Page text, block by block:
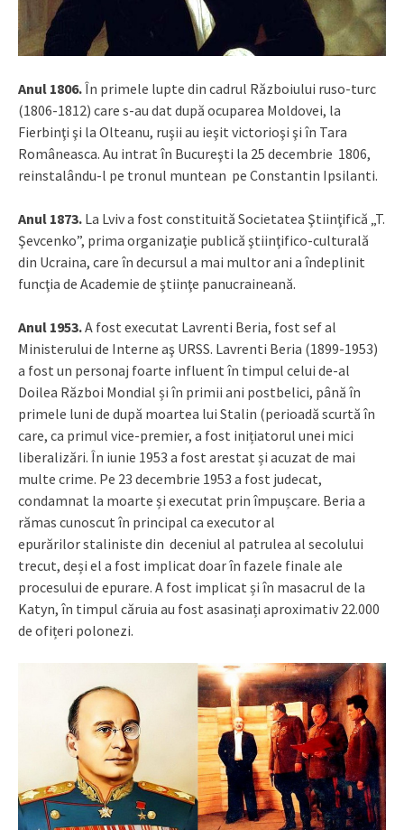
Anul 1806.În primele lupte din cadrul Războiului ruso-turc
(1806-1812) care s-au dat după ocuparea Moldovei, la
Fierbinţi şi la Olteanu, ruşii au ieşit victorioşi şi în Tara
Româneasca. Au intrat în Bucureşti la 25 decembrie 1806,
reinstalându-l pe tronul muntean pe Constantin Ipsilanti.
Anul 1873. La Lviv a fost constituită Societatea Ştiinţifică „T.
Şevcenko”, prima organizaţie publică ştiinţifico-culturală
din Ucraina, care în decursul a mai multor ani a îndeplinit
funcţia de Academie de ştiinţe panucraineană.
Anul 1953.A fost executat Lavrenti Beria, fost sef al
Ministerului de Interne aş URSS. Lavrenti Beria (1899-1953)
a fost un personaj foarte influent în timpul celui de-al
Doilea Război Mondial și în primii ani postbelici, până în
primele luni de după moartea lui Stalin (perioadă scurtă în
care, ca primul vice-premier, a fost inițiatorul unei mici
liberalizări. În iunie 1953 a fost arestat și acuzat de mai
multe crime. Pe 23 decembrie 1953 a fost judecat,
condamnat la moarte și executat prin împușcare. Beria a
rămas cunoscut în principal ca executor al
epurărilor staliniste din deceniul al patrulea al secolului
trecut, deși el a fost implicat doar în fazele finale ale
procesului de epurare. A fost implicat și în masacrul de la
Katyn, în timpul căruia au fost asasinați aproximativ 22.000
de ofițeri polonezi.